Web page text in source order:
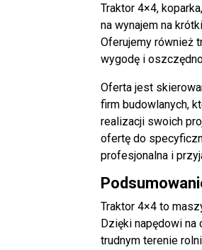
Traktor 4×4,
na wynajem na
Oferujemy również
wygodę i
Oferta jest
firm budowlanych,
realizacji swoich
ofertę do
profesjonalna i
Traktor 4×4 to
Dzięki napędowi na
trudnym terenie